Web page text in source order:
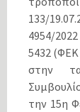
133/
4954/
5432 (ΦΕΚ
στην
την 15η